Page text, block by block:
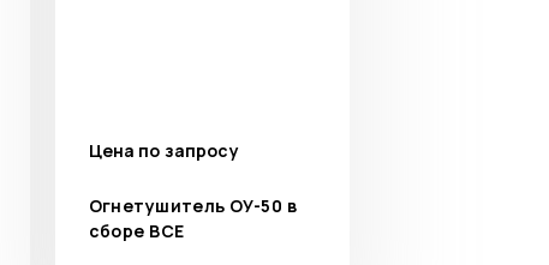
Цена по запросу
Огнетушитель ОУ-50 в
сборе ВСЕ